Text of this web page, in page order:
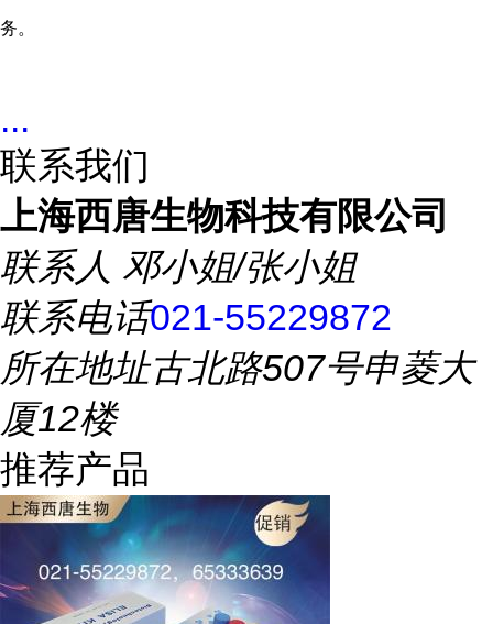
务。
...
联系我们
上海西唐生物科技有限公司
联系人 邓小姐/张小姐
联系电话021-55229872
所在地址古北路507号申菱大
厦12楼
推荐产品